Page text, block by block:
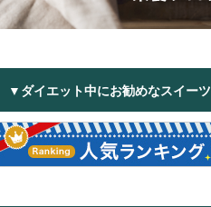
▼ダイエット中にお勧めなスイーツ